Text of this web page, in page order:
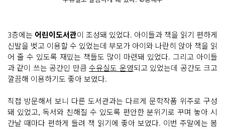
3층에는 어린이도서관이 조성돼 있었다. 아이들과 책을 읽기 편하게
신발을 벗고 이용할 수 있었는데 부모가 아이와 나란히 앉아 책을 읽
어 줄 수 있도록 재밌는 책들도 많이 마련돼 있었다. 그리고 아이들
과 같이 쓰는 공간인 만큼수유실도 운영되고 있었는데 공간도 크고
깔끔해 이용하기도 좋아 보였다.
직접 방문해서 보니 다른 도서관과는 다르게 문학작품 위주로 구성
돼 있었고, 독서와 친해질 수 있도록 편안한 분위기로 꾸며 놓아 시
간날 때마다 편하게 들려 책 읽기에 좋아 보였다. 이번 주말에는 봄